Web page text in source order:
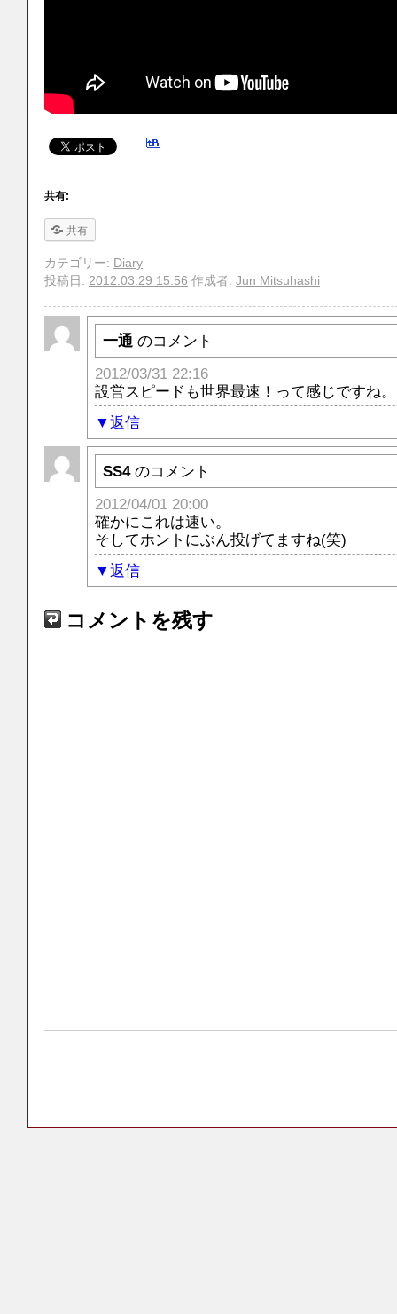
共有:
共有
カテゴリー: Diary
投稿日: 2012.03.29 15:56 作成者: Jun Mitsuhashi
一通 のコメント
2012/03/31 22:16
設営スピードも世界最速！って感じですね。
返信
SS4 のコメント
2012/04/01 20:00
確かにこれは速い。
そしてホントにぶん投げてますね(笑)
返信
コメントを残す